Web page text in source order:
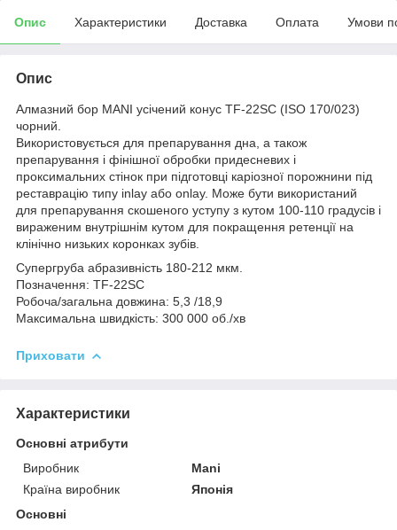
Опис Характеристики Доставка Оплата Умови
Опис
Алмазний бор MANI усічений конус TF-22SC (ISO 170/023)
чорний.
Використовується для препарування дна, а також
препарування і фінішної обробки придесневих і
проксимальних стінок при підготовці каріозної порожнини під
реставрацію типу inlay або onlay. Може бути використаний
для препарування скошеного уступу з кутом 100-110 градусів і
вираженим внутрішнім кутом для покращення ретенції на
клінічно низьких коронках зубів.
Супергруба абразивність 180-212 мкм.
Позначення: TF-22SC
Робоча/загальна довжина: 5,3 /18,9
Максимальна швидкість: 300 000 об./хв
Приховати
Характеристики
Основні атрибути
Виробник
Mani
Країна виробник
Японія
Основні